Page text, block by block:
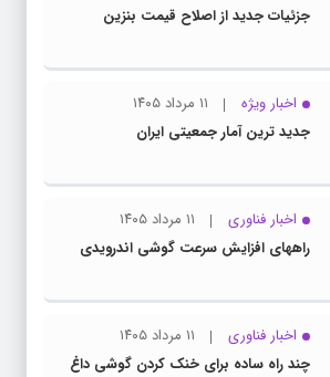
جزئیات جدید از اصلاح قیمت بنزین
اخبار ویژه
۱۱ مرداد ۱۴۰۵
جدید ترین آمار جمعیتی ایران
اخبار فناوری
۱۱ مرداد ۱۴۰۵
راههای افزایش سرعت گوشی اندرویدی
اخبار فناوری
۱۱ مرداد ۱۴۰۵
چند راه‌ ساده برای خنک کردن گوشی داغ